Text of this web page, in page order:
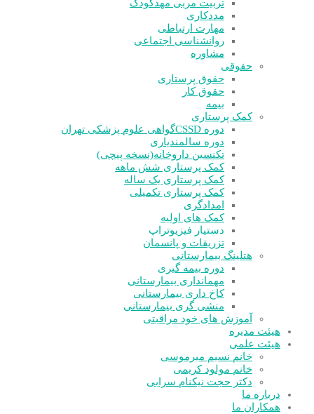
تربیت مربی مهدکودک
مددکاری
مهارت ارتباطی
روانشناسی اجتماعی
مشاوره
حقوقی
حقوق پرستاری
حقوق کار
بیمه
کمک پرستاری
دوره CSSD
گواهی علوم پزشکی تهران
دوره سالمندیاری
تکنسین داروخانه(نسخه پیچی)
کمک پرستاری شش ماهه
کمک پرستاری یک ساله
کمک پرستاری تکمیلی
امدادگری
کمک های اولیه
دستیار فیزیوتراپ
تزریقات و پانسمان
هتلینگ بیمارستانی
دوره بیمه گیری
مهمانداری بیمارستانی
کاخ داری بیمارستانی
منشی گری بیمارستانی
آموزش های خود مراقبتی
هیئت مدیره
هیئت علمی
خانم نسیم میرموسی
خانم مولود کریمی
دکتر حجت نیکنام سرابی
درباره ما
همکاران ما